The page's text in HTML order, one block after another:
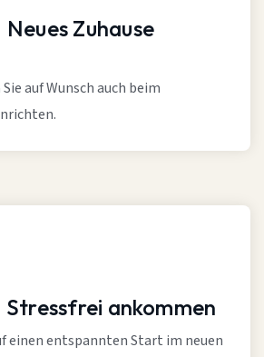
Zuhause
auf Wunsch auch beim
ankommen
einen entspannten Start im neuen